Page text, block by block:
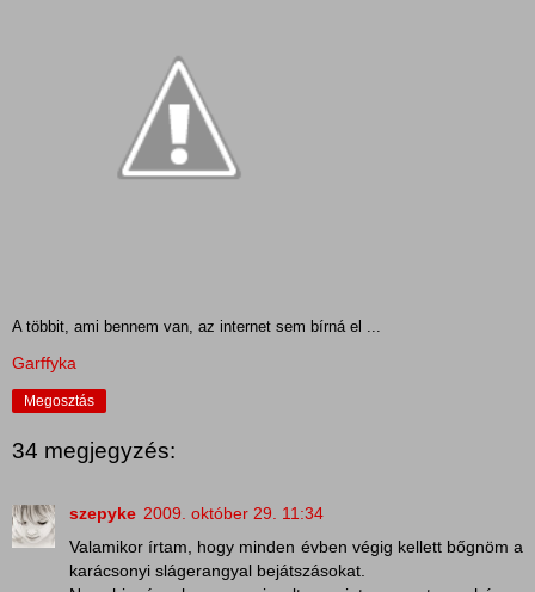
A többit, ami bennem van, az internet sem bírná el ...
Garffyka
Megosztás
34 megjegyzés:
szepyke 2009. október 29. 11:34
Valamikor írtam, hogy minden évben végig kellett bőgnöm a
karácsonyi slágerangyal bejátszásokat.